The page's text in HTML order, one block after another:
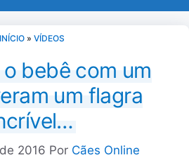
INÍCIO» VÍDEOS
bebê com um
um flagra
2016 Por Cães Online